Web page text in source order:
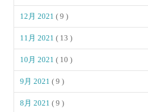
12月 2021( 9 )
11月 2021( 13 )
10月 2021( 10 )
9月 2021( 9 )
8月 2021( 9 )